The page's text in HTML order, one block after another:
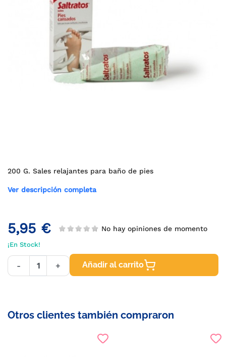
200 G. Sales relajantes para baño de pies
Ver descripción completa
5,95 € No hay opiniones de momento
¡En Stock!
- + Añadir al carrito
Otros clientes también compraron